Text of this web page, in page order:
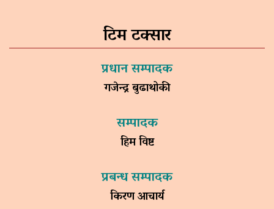
टिम टक्सार
प्रधान सम्पादक
गजेन्द्र बुढाथोकी
सम्पादक
हिम विष्ट
प्रबन्ध सम्पादक
किरण आचार्य